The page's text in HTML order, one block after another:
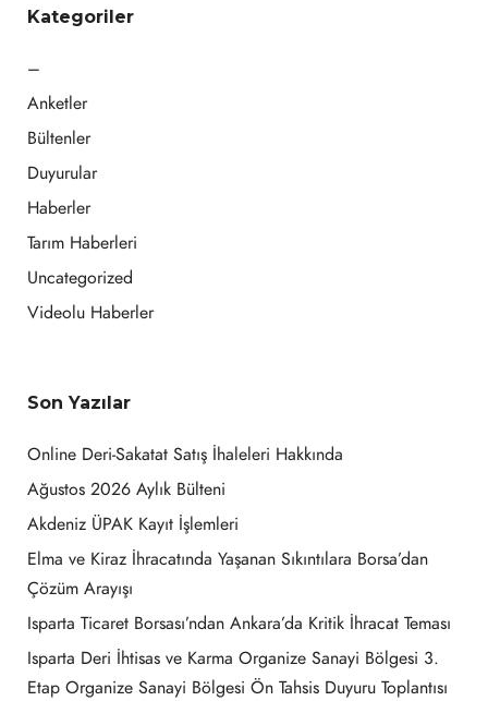
Kategoriler
–
Anketler
Bültenler
Duyurular
Haberler
Tarım Haberleri
Uncategorized
Videolu Haberler
Son Yazılar
Online Deri-Sakatat Satış İhaleleri Hakkında
Ağustos 2026 Aylık Bülteni
Akdeniz ÜPAK Kayıt İşlemleri
Elma ve Kiraz İhracatında Yaşanan Sıkıntılara Borsa’dan
Çözüm Arayışı
Isparta Ticaret Borsası’ndan Ankara’da Kritik İhracat Teması
Isparta Deri İhtisas ve Karma Organize Sanayi Bölgesi 3.
Etap Organize Sanayi Bölgesi Ön Tahsis Duyuru Toplantısı